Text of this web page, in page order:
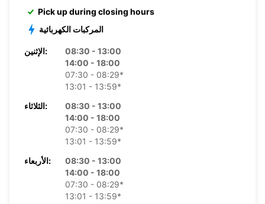
Pick up during closing hours
المركبات الكهربائية
الإثنين:
08:30 - 13:00
14:00 - 18:00
07:30 - 08:29*
13:01 - 13:59*
الثلاثاء:
08:30 - 13:00
14:00 - 18:00
07:30 - 08:29*
13:01 - 13:59*
الأربعاء:
08:30 - 13:00
14:00 - 18:00
07:30 - 08:29*
13:01 - 13:59*